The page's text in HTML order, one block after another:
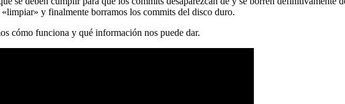
y finalmente borramos los commits del disco duro.
cómo funciona y qué información nos puede dar.